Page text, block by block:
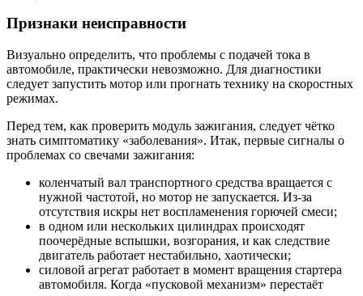
Признаки неисправности
Визуально определить, что проблемы с подачей тока в
автомобиле, практически невозможно. Для диагностики
следует запустить мотор или прогнать технику на скоростных
режимах.
Перед тем, как проверить модуль зажигания, следует чётко
знать симптоматику «заболевания». Итак, первые сигналы о
проблемах со свечами зажигания:
коленчатый вал транспортного средства вращается с
нужной частотой, но мотор не запускается. Из-за
отсутствия искры нет воспламенения горючей смеси;
в одном или нескольких цилиндрах происходят
поочерёдные вспышки, возгорания, и как следствие
двигатель работает нестабильно, хаотически;
силовой агрегат работает в момент вращения стартера
автомобиля. Когда «пусковой механизм» перестаёт